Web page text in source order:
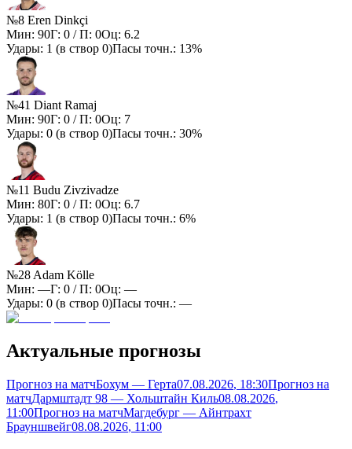
№8 Eren Dinkçi
Мин: 90Г: 0 / П: 0Оц: 6.2
Удары: 1 (в створ 0)Пасы точн.: 13%
№41 Diant Ramaj
Мин: 90Г: 0 / П: 0Оц: 7
Удары: 0 (в створ 0)Пасы точн.: 30%
№11 Budu Zivzivadze
Мин: 80Г: 0 / П: 0Оц: 6.7
Удары: 1 (в створ 0)Пасы точн.: 6%
№28 Adam Kölle
Мин: —Г: 0 / П: 0Оц: —
Удары: 0 (в створ 0)Пасы точн.: —
Актуальные прогнозы
Прогноз на матчБохум — Герта07.08.2026, 18:30Прогноз на
матчДармштадт 98 — Хольштайн Киль08.08.2026,
11:00Прогноз на матчМагдебург — Айнтрахт
Брауншвейг08.08.2026, 11:00